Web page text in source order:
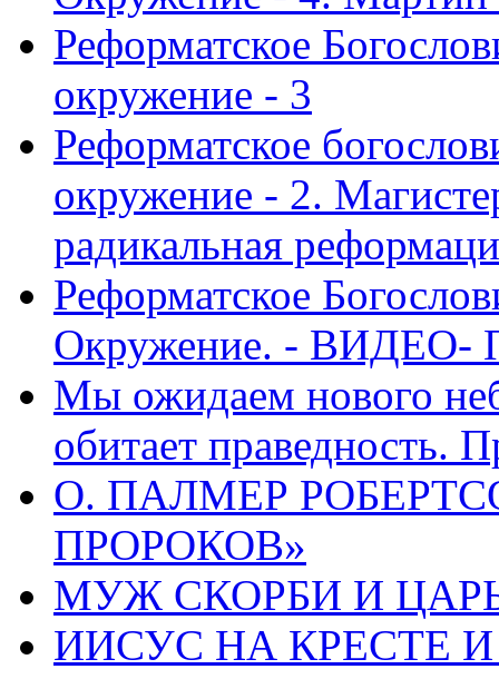
Реформатское
окружение - 3
Реформатское
окружение - 2.
радикальная
Реформатское
Окружение. - ВИДЕО-
Мы ожидаем нового
обитает праведность.
О. ПАЛМЕР
ПРОРОКОВ»
МУЖ СКОРБИ И ЦАРЬ
ИИСУС НА КРЕСТЕ